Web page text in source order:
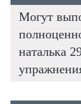
Могут
наталька